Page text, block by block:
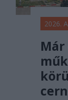
2026.
Már